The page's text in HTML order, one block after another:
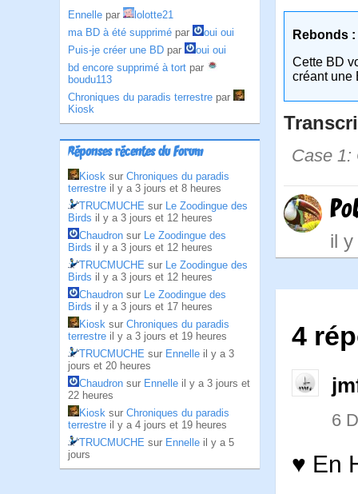
Ennelle par
lolotte21
ma BD à été supprimé par
oui oui
Puis-je créer une BD par
oui oui
bd encore supprimé à tort par
boudu113
Chroniques du paradis terrestre par
Kiosk
Réponses récentes du Forum
Kiosk sur Chroniques du paradis
terrestre il y a 3 jours et 8 heures
TRUCMUCHE sur Le Zoodingue des
Birds il y a 3 jours et 12 heures
Chaudron sur Le Zoodingue des
Birds il y a 3 jours et 12 heures
TRUCMUCHE sur Le Zoodingue des
Birds il y a 3 jours et 12 heures
Chaudron sur Le Zoodingue des
Birds il y a 3 jours et 17 heures
Kiosk sur Chroniques du paradis
terrestre il y a 3 jours et 19 heures
TRUCMUCHE sur Ennelle il y a 3
jours et 20 heures
Chaudron sur Ennelle il y a 3 jours et
22 heures
Kiosk sur Chroniques du paradis
terrestre il y a 4 jours et 19 heures
TRUCMUCHE sur Ennelle il y a 5
jours
Rebonds :
Cette BD
créant une
Case 1:
il y
4
6
♥ En